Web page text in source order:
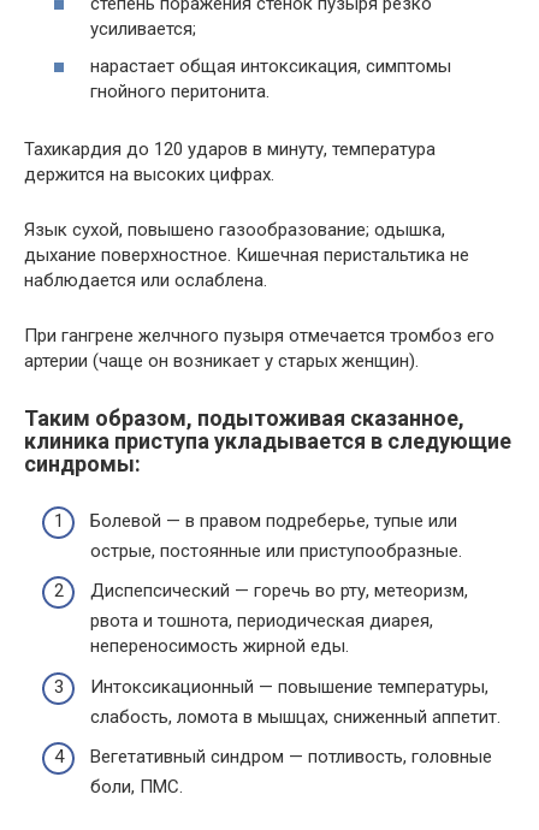
усиливается;
нарастает общая интоксикация, симптомы
гнойного перитонита.
Тахикардия до 120 ударов в минуту, температура
держится на высоких цифрах.
Язык сухой, повышено газообразование; одышка,
дыхание поверхностное. Кишечная перистальтика не
наблюдается или ослаблена.
При гангрене желчного пузыря отмечается тромбоз его
артерии (чаще он возникает у старых женщин).
Таким образом, подытоживая сказанное,
клиника приступа укладывается в следующие
синдромы:
Болевой — в правом подреберье, тупые или
острые, постоянные или приступообразные.
Диспепсический — горечь во рту, метеоризм,
рвота и тошнота, периодическая диарея,
непереносимость жирной еды.
Интоксикационный — повышение температуры,
слабость, ломота в мышцах, сниженный аппетит.
Вегетативный синдром — потливость, головные
боли, ПМС.